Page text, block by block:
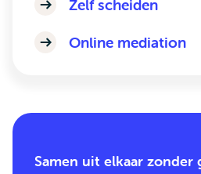
Zelf scheiden
Online mediation
Samen uit elkaar zonder